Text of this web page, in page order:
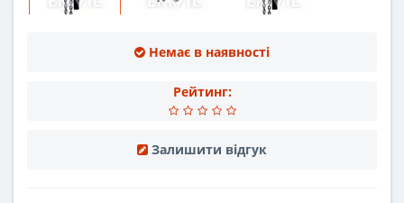
Немає в наявності
Рейтинг:
Залишити відгук